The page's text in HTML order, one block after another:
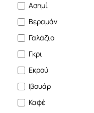
Ασημί
Βεραμάν
Γαλάζιο
Γκρι
Εκρού
Ιβουάρ
Καφέ